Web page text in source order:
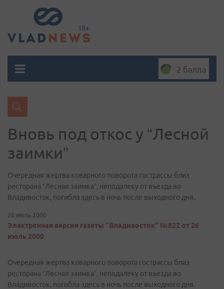
2 балла
Вновь под откос у “Лесной
заимки”
Очередная жертва коварного поворота гострассы близ
ресторана “Лесная заимка”, неподалеку от въезда во
Владивосток, погибла здесь в ночь после выходного дня.
26 июль 2000
Электронная версия газеты "Владивосток" №822 от 26
июль 2000
Очередная жертва коварного поворота гострассы близ
ресторана “Лесная заимка”, неподалеку от въезда во
Владивосток, погибла здесь в ночь после выходного дня.